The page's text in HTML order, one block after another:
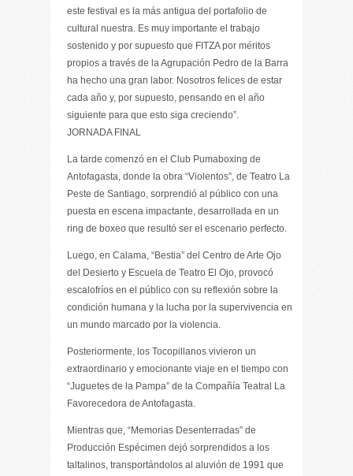
este festival es la más antigua del portafolio de
cultural nuestra. Es muy importante el trabajo
sostenido y por supuesto que FITZA por méritos
propios a través de la Agrupación Pedro de la Barra
ha hecho una gran labor. Nosotros felices de estar
cada año y, por supuesto, pensando en el año
siguiente para que esto siga creciendo”.
JORNADA FINAL
La tarde comenzó en el Club Pumaboxing de
Antofagasta, donde la obra “Violentos”, de Teatro La
Peste de Santiago, sorprendió al público con una
puesta en escena impactante, desarrollada en un
ring de boxeo que resultó ser el escenario perfecto.
Luego, en Calama, “Bestia” del Centro de Arte Ojo
del Desierto y Escuela de Teatro El Ojo, provocó
escalofríos en el público con su reflexión sobre la
condición humana y la lucha por la supervivencia en
un mundo marcado por la violencia.
Posteriormente, los Tocopillanos vivieron un
extraordinario y emocionante viaje en el tiempo con
“Juguetes de la Pampa” de la Compañía Teatral La
Favorecedora de Antofagasta.
Mientras que, “Memorias Desenterradas” de
Producción Espécimen dejó sorprendidos a los
taltalinos, transportándolos al aluvión de 1991 que